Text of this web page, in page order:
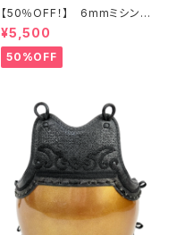
【50％OFF！】 6mmミシン
刺 少年用甲手
¥5,500
50%OFF